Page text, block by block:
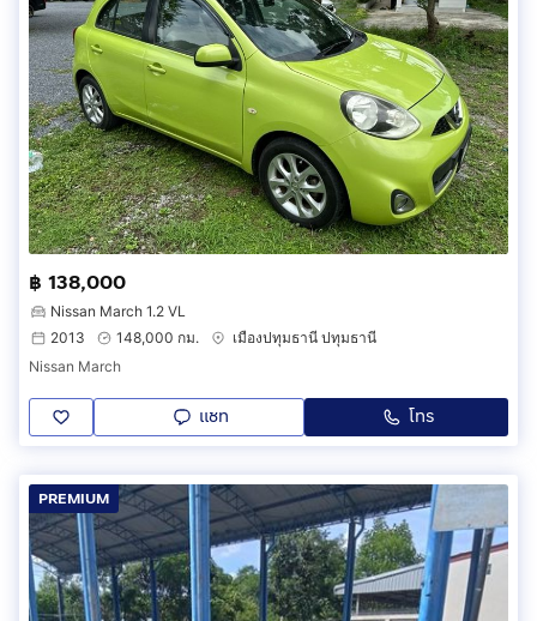
฿ 138,000
Nissan March 1.2 VL
2013
148,000 กม.
เมืองปทุมธานี ปทุมธานี
Nissan March
แชท โทร
PREMIUM